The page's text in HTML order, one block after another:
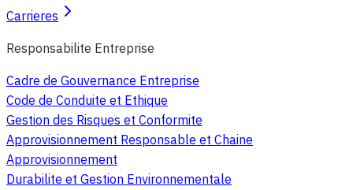
Carrieres
Responsabilite Entreprise
Cadre de Gouvernance Entreprise
Code de Conduite et Ethique
Gestion des Risques et Conformite
Approvisionnement Responsable et Chaine
Approvisionnement
Durabilite et Gestion Environnementale